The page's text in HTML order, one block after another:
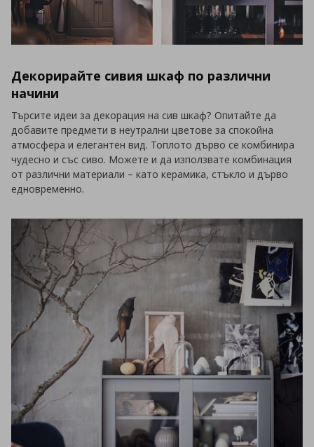
Декорирайте сивия шкаф по различни
начини
Търсите идеи за декорация на сив шкаф? Опитайте да
добавите предмети в неутрални цветове за спокойна
атмосфера и елегантен вид. Топлото дърво се комбинира
чудесно и със сиво. Можете и да използвате комбинация
от различни материали – като керамика, стъкло и дърво
едновременно.